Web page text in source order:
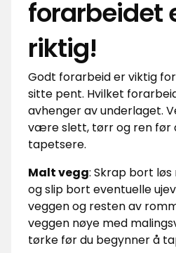
forarbeidet
riktig!
Godt forarbeid er viktig
sitte pent. Hvilket
avhenger av underlaget.
være slett, tørr og ren før
tapetsere.
Malt vegg: Skrap bort løs
og slip bort eventuelle
veggen og resten av
veggen nøye med
tørke før du begynner å